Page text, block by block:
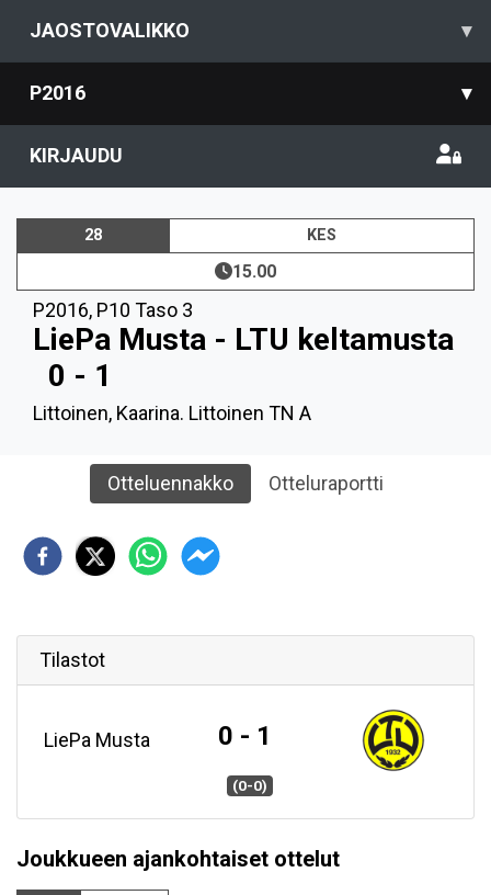
JAOSTOVALIKKO ▾
P2016 ▾
KIRJAUDU
28 KES
15.00
P2016, P10 Taso 3
LiePa Musta - LTU keltamusta
0 - 1
Littoinen, Kaarina. Littoinen TN A
Otteluennakko Otteluraportti
Tilastot
LiePa Musta 0 - 1
(0-0)
Joukkueen ajankohtaiset ottelut